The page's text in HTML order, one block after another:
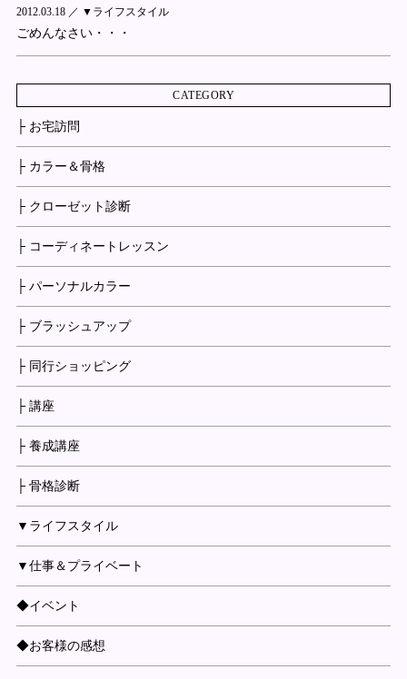
2012.03.18 ／ ▼ライフスタイル
ごめんなさい・・・
CATEGORY
├ お宅訪問
├ カラー＆骨格
├ クローゼット診断
├ コーディネートレッスン
├ パーソナルカラー
├ ブラッシュアップ
├ 同行ショッピング
├ 講座
├ 養成講座
├ 骨格診断
▼ライフスタイル
▼仕事＆プライベート
◆イベント
◆お客様の感想